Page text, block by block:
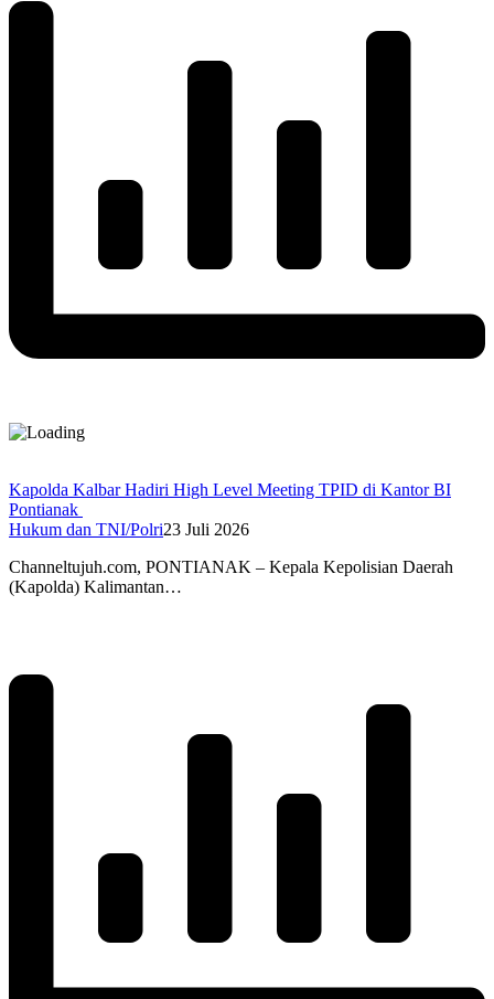
Kapolda Kalbar Hadiri High Level Meeting TPID di Kantor BI
Pontianak
Hukum dan TNI/Polri23 Juli 2026
Channeltujuh.com, PONTIANAK – Kepala Kepolisian Daerah
(Kapolda) Kalimantan…